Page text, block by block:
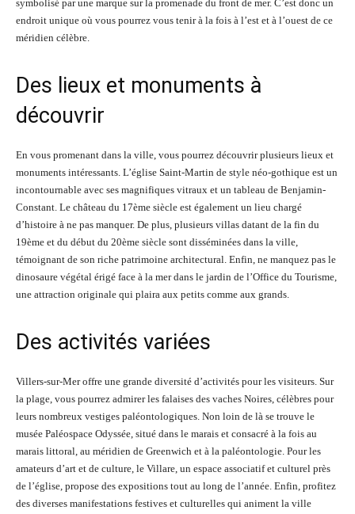
symbolisé par une marque sur la promenade du front de mer. C’est donc un
endroit unique où vous pourrez vous tenir à la fois à l’est et à l’ouest de ce
méridien célèbre.
Des lieux et monuments à
découvrir
En vous promenant dans la ville, vous pourrez découvrir plusieurs lieux et
monuments intéressants. L’église Saint-Martin de style néo-gothique est un
incontournable avec ses magnifiques vitraux et un tableau de Benjamin-
Constant. Le château du 17ème siècle est également un lieu chargé
d’histoire à ne pas manquer. De plus, plusieurs villas datant de la fin du
19ème et du début du 20ème siècle sont disséminées dans la ville,
témoignant de son riche patrimoine architectural. Enfin, ne manquez pas le
dinosaure végétal érigé face à la mer dans le jardin de l’Office du Tourisme,
une attraction originale qui plaira aux petits comme aux grands.
Des activités variées
Villers-sur-Mer offre une grande diversité d’activités pour les visiteurs. Sur
la plage, vous pourrez admirer les falaises des vaches Noires, célèbres pour
leurs nombreux vestiges paléontologiques. Non loin de là se trouve le
musée Paléospace Odyssée, situé dans le marais et consacré à la fois au
marais littoral, au méridien de Greenwich et à la paléontologie. Pour les
amateurs d’art et de culture, le Villare, un espace associatif et culturel près
de l’église, propose des expositions tout au long de l’année. Enfin, profitez
des diverses manifestations festives et culturelles qui animent la ville